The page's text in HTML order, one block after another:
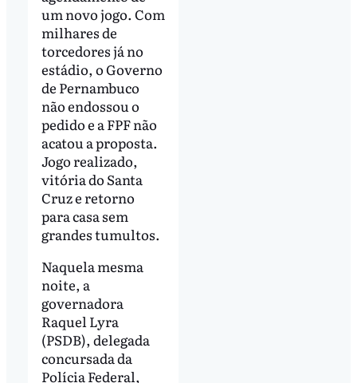
um novo jogo. Com
milhares de
torcedores já no
estádio, o Governo
de Pernambuco
não endossou o
pedido e a FPF não
acatou a proposta.
Jogo realizado,
vitória do Santa
Cruz e retorno
para casa sem
grandes tumultos.
Naquela mesma
noite, a
governadora
Raquel Lyra
(PSDB), delegada
concursada da
Polícia Federal,